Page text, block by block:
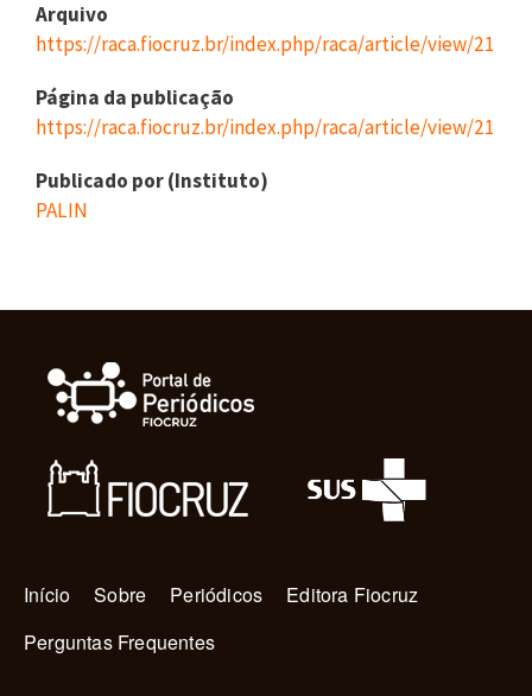
Arquivo
https://raca.fiocruz.br/index.php/raca/article/view/211/
Página da publicação
https://raca.fiocruz.br/index.php/raca/article/view/211
Publicado por (Instituto)
PALIN
Navegação principal
Início Sobre Periódicos
Editora Fiocruz
Perguntas Frequentes